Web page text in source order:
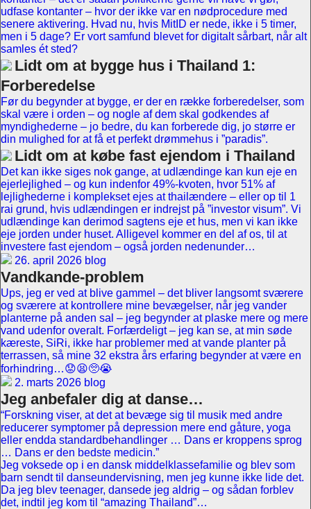
udfase kontanter – hvor der ikke var en nødprocedure med
senere aktivering. Hvad nu, hvis MitID er nede, ikke i 5 timer,
men i 5 dage? Er vort samfund blevet for digitalt sårbart, når alt
samles ét sted?
Lidt om at bygge hus i Thailand 1:
Forberedelse
Før du begynder at bygge, er der en række forberedelser, som
skal være i orden – og nogle af dem skal godkendes af
myndighederne – jo bedre, du kan forberede dig, jo større er
din mulighed for at få et perfekt drømmehus i ”paradis”.
Lidt om at købe fast ejendom i Thailand
Det kan ikke siges nok gange, at udlændinge kan kun eje en
ejerlejlighed – og kun indenfor 49%-kvoten, hvor 51% af
lejlighederne i komplekset ejes at thailændere – eller op til 1
rai grund, hvis udlændingen er indrejst på ”investor visum”. Vi
udlændinge kan derimod sagtens eje et hus, men vi kan ikke
eje jorden under huset. Alligevel kommer en del af os, til at
investere fast ejendom – også jorden nedenunder…
26. april 2026 blog
Vandkande-problem
Ups, jeg er ved at blive gammel – det bliver langsomt sværere
og sværere at kontrollere mine bevægelser, når jeg vander
planterne på anden sal – jeg begynder at plaske mere og mere
vand udenfor overalt. Forfærdeligt – jeg kan se, at min søde
kæreste, SiRi, ikke har problemer med at vande planter på
terrassen, så mine 32 ekstra års erfaring begynder at være en
forhindring…😟😫🥺😭
2. marts 2026 blog
Jeg anbefaler dig at danse…
“Forskning viser, at det at bevæge sig til musik med andre
reducerer symptomer på depression mere end gåture, yoga
eller endda standardbehandlinger … Dans er kroppens sprog
… Dans er den bedste medicin.”
Jeg voksede op i en dansk middelklassefamilie og blev som
barn sendt til danseundervisning, men jeg kunne ikke lide det.
Da jeg blev teenager, dansede jeg aldrig – og sådan forblev
det, indtil jeg kom til “amazing Thailand”…